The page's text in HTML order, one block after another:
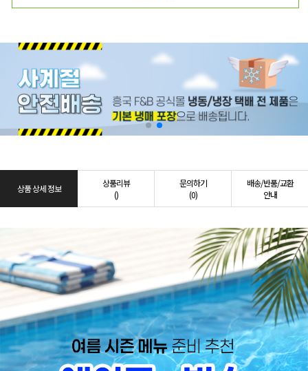
상품 상세 정보
상품리뷰
()
문의하기
(0)
배송/반품/교환
안내